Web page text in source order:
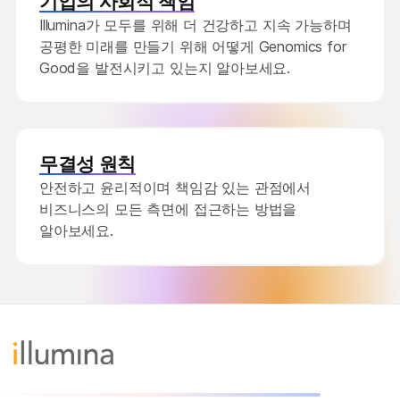
Illumina가 모두를 위해 더 건강하고 지속 가능하며
공평한 미래를 만들기 위해 어떻게 Genomics for
Good을 발전시키고 있는지 알아보세요.
무결성 원칙
안전하고 윤리적이며 책임감 있는 관점에서
비즈니스의 모든 측면에 접근하는 방법을
알아보세요.